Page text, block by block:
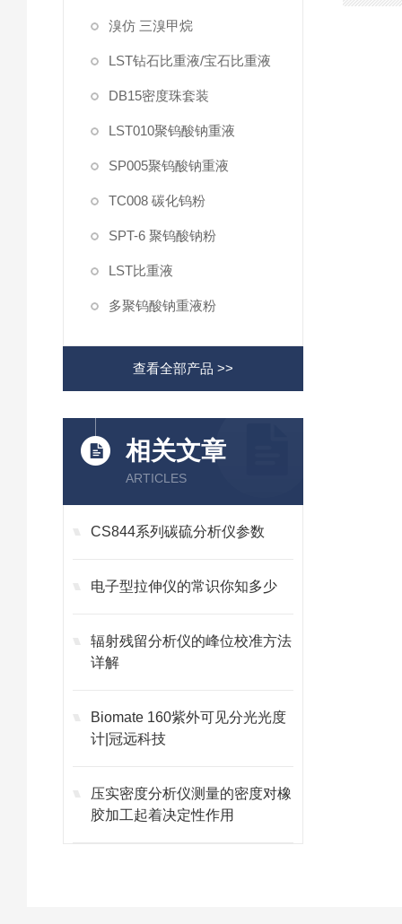
溴仿 三溴甲烷
LST钻石比重液/宝石比重液
DB15密度珠套装
LST010聚钨酸钠重液
SP005聚钨酸钠重液
TC008 碳化钨粉
SPT-6 聚钨酸钠粉
LST比重液
多聚钨酸钠重液粉
查看全部产品 >>
相关文章
ARTICLES
CS844系列碳硫分析仪参数
电子型拉伸仪的常识你知多少
辐射残留分析仪的峰位校准方法
详解
Biomate 160紫外可见分光光度
计|冠远科技
压实密度分析仪测量的密度对橡
胶加工起着决定性作用